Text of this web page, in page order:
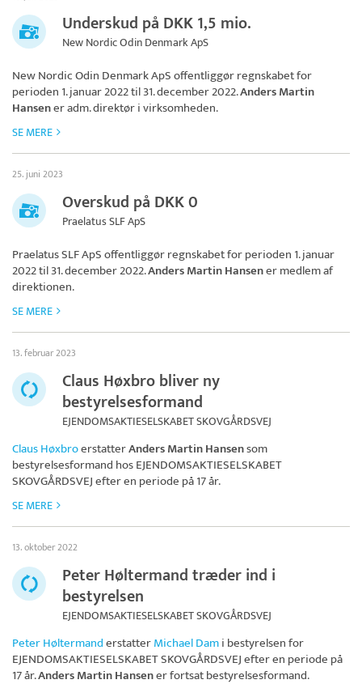
Underskud på DKK 1,5 mio.
New Nordic Odin Denmark ApS
New Nordic Odin Denmark ApSoffentliggør regnskabet for
perioden 1. januar 2022 til 31. december 2022.Anders Martin
Hansener adm. direktør i virksomheden.
SE MERE
25. juni 2023
Overskud på DKK 0
Praelatus SLF ApS
Praelatus SLF ApSoffentliggør regnskabet for perioden 1. januar
2022 til 31. december 2022.Anders Martin Hansener medlem af
direktionen.
SE MERE
13. februar 2023
Claus Høxbro bliver ny
bestyrelsesformand
EJENDOMSAKTIESELSKABET SKOVGÅRDSVEJ
Claus HøxbroerstatterAnders Martin Hansensom
bestyrelsesformand hosEJENDOMSAKTIESELSKABET
SKOVGÅRDSVEJefter en periode på 17 år.
SE MERE
13. oktober 2022
Peter Høltermand træder ind i
bestyrelsen
EJENDOMSAKTIESELSKABET SKOVGÅRDSVEJ
Peter HøltermanderstatterMichael Dami bestyrelsen for
EJENDOMSAKTIESELSKABET SKOVGÅRDSVEJefter en periode på
17 år.Anders Martin Hansener fortsat bestyrelsesformand.